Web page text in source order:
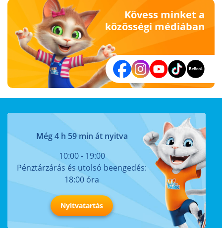
Kövess minket a
közösségi médiában
Még 4 h 59 min át nyitva
10:00 - 19:00
Pénztárzárás és utolsó beengedés:
18:00 óra
Nyitvatartás